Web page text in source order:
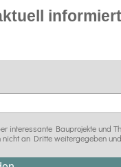
interessante Bauprojekte
an Dritte weitergegeben